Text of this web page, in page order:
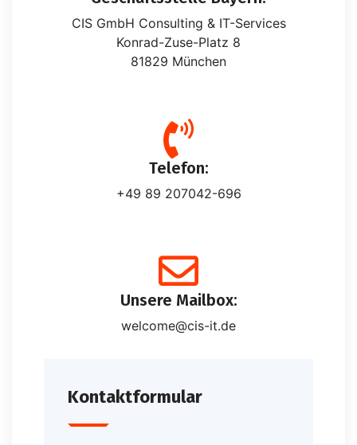
CIS GmbH Consulting & IT-Services
Konrad-Zuse-Platz 8
81829 München
Telefon:
+49 89 207042-696
Unsere Mailbox:
welcome@cis-it.de
Kontaktformular